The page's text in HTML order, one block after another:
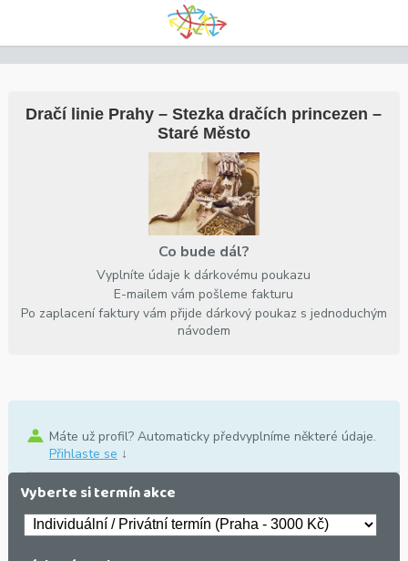
Dračí linie Prahy – Stezka dračích princezen –
Staré Město
Co bude dál?
Vyplníte údaje k dárkovému poukazu
E-mailem vám pošleme fakturu
Po zaplacení faktury vám přijde dárkový poukaz s jednoduchým
návodem
Máte už profil? Automaticky předvyplníme některé údaje.
Přihlaste se ↓
Vyberte si termín akce